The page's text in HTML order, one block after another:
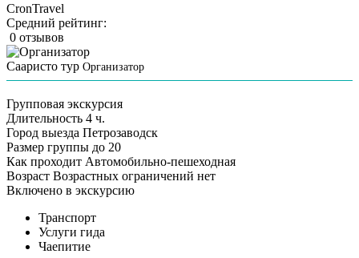
CronTravel
Средний рейтинг:
0 отзывов
Сааристо тур Организатор
Групповая экскурсия
Длительность 4 ч.
Город выезда Петрозаводск
Размер группы до 20
Как проходит Автомобильно-пешеходная
Возраст Возрастных ограничений нет
Включено в экскурсию
Транспорт
Услуги гида
Чаепитие